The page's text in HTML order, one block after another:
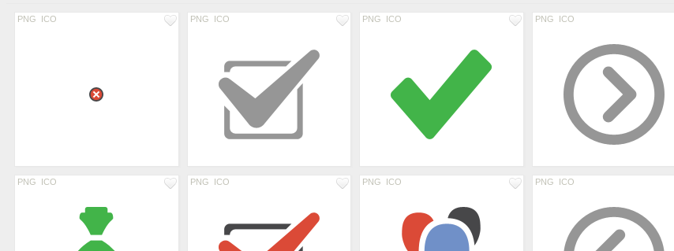
PNG ICO PNG ICO PNG ICO PNG ICO
PNG ICO PNG ICO PNG ICO PNG ICO